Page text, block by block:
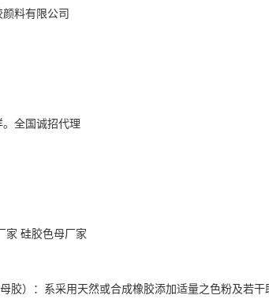
料有限公司
全国诚招代理
家 硅胶色母厂家
）：系采用天然或合成橡胶添加适量之色粉及若干